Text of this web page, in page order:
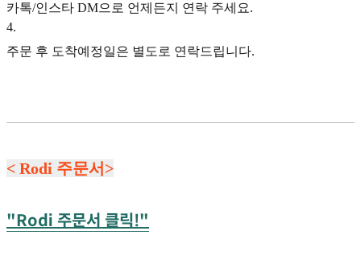
카톡/인스타 DM으로 언제든지 연락 주세요.
4.
주문 후 도착예정일은 별도로 연락드립니다.
< Rodi 주문서>
"Rodi 주문서 클릭!"